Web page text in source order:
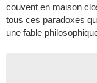
couvent en maison
tous ces paradoxes
une fable